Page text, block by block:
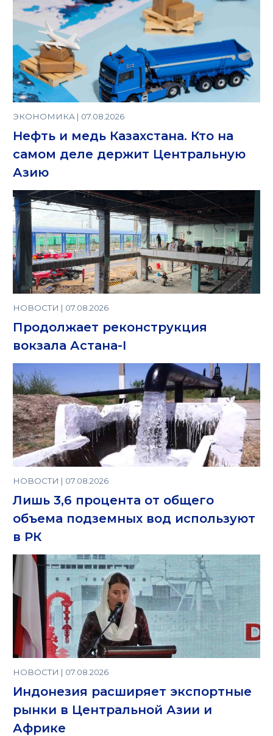
ЭКОНОМИКА | 07.08.2026
Нефть и медь Казахстана. Кто на
самом деле держит Центральную
Азию
НОВОСТИ | 07.08.2026
Продолжает реконструкция
вокзала Астана-I
НОВОСТИ | 07.08.2026
Лишь 3,6 процента от общего
объема подземных вод используют
в РК
НОВОСТИ | 07.08.2026
Индонезия расширяет экспортные
рынки в Центральной Азии и
Африке